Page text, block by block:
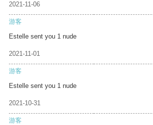
2021-11-06
游客
Estelle sent you 1 nude
2021-11-01
游客
Estelle sent you 1 nude
2021-10-31
游客